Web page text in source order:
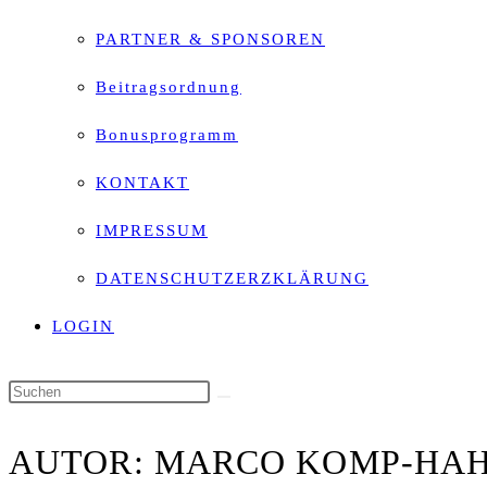
PARTNER & SPONSOREN
Beitragsordnung
Bonusprogramm
KONTAKT
IMPRESSUM
DATENSCHUTZERZKLÄRUNG
LOGIN
Diese
AUTOR: MARCO KOMP-